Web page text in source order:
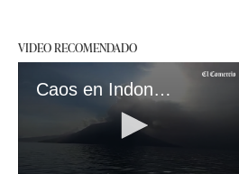
VIDEO RECOMENDADO
Caos en Indonesia: Erupción Volcánica desató alerta por tsunami